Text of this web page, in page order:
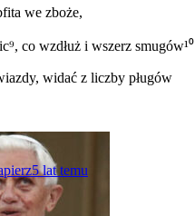
we zboże,
co wzdłuż i wszerz smugów¹⁰
widać z liczby pługów
5 lat temu